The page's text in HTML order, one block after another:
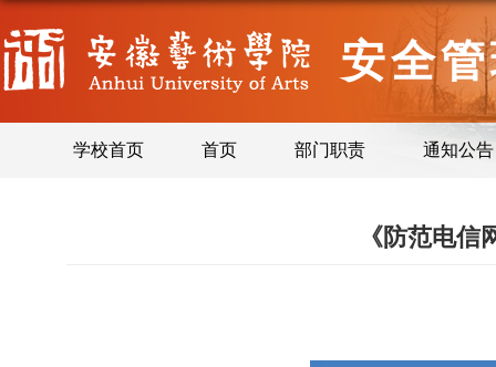
安全
学校首页 首页 部门职责 通知公告
《防范电